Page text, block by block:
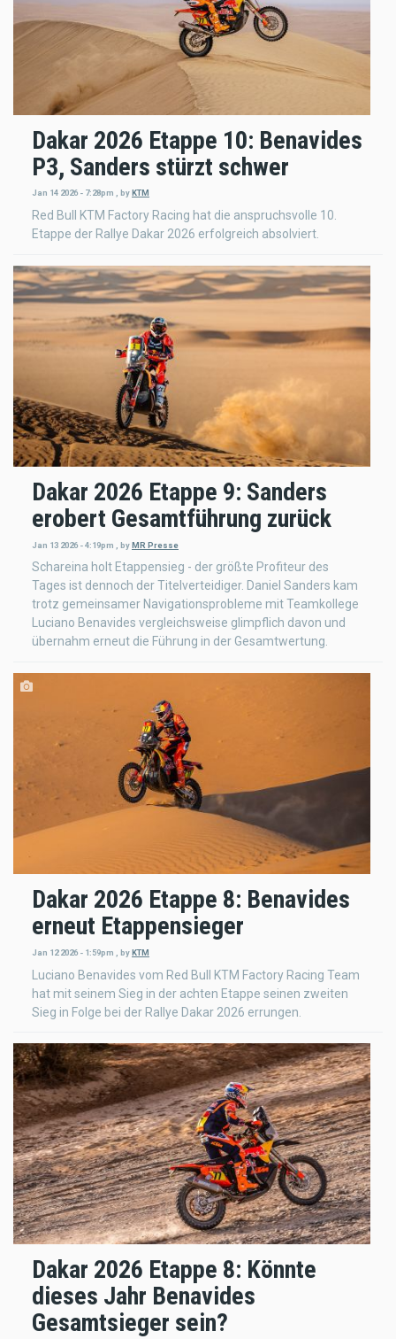
Dakar 2026 Etappe 10: Benavides
P3, Sanders stürzt schwer
Jan 14 2026 - 7:28pm , by KTM
Red Bull KTM Factory Racing hat die anspruchsvolle 10.
Etappe der Rallye Dakar 2026 erfolgreich absolviert.
Dakar 2026 Etappe 9: Sanders
erobert Gesamtführung zurück
Jan 13 2026 - 4:19pm byMR Presse
Schareina holt Etappensieg - der größte Profiteur des
Tages ist dennoch der Titelverteidiger. Daniel Sanders kam
trotz gemeinsamer Navigationsprobleme mit Teamkollege
Luciano Benavides vergleichsweise glimpflich davon und
übernahm erneut die Führung in der Gesamtwertung.
Dakar 2026 Etappe 8: Benavides
erneut Etappensieger
Jan 12 2026 - 1:59pm byKTM
Luciano Benavides vom Red Bull KTM Factory Racing Team
hat mit seinem Sieg in der achten Etappe seinen zweiten
Sieg in Folge bei der Rallye Dakar 2026 errungen.
Dakar 2026 Etappe 8: Könnte
dieses Jahr Benavides
Gesamtsieger sein?